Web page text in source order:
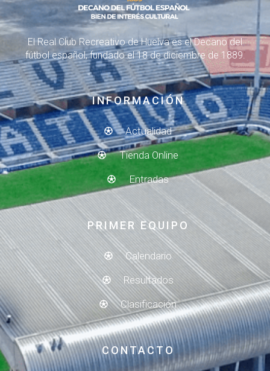
El Real Club Recreativo de Huelva es el Decano del
fútbol español, fundado el 18 de diciembre de 1889.
INFORMACIÓN
Actualidad
Tienda Online
Entradas
PRIMER EQUIPO
Calendario
Resultados
Clasificación
CONTACTO